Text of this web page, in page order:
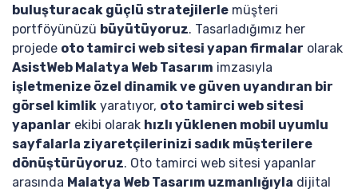
buluşturacak güçlü stratejilerle müşteri
portföyünüzü büyütüyoruz. Tasarladığımız her
projede oto tamirci web sitesi yapan firmalar olarak
AsistWeb Malatya Web Tasarım imzasıyla
işletmenize özel dinamik ve güven uyandıran bir
görsel kimlik yaratıyor, oto tamirci web sitesi
yapanlar ekibi olarak hızlı yüklenen mobil uyumlu
sayfalarla ziyaretçilerinizi sadık müşterilere
dönüştürüyoruz. Oto tamirci web sitesi yapanlar
arasında Malatya Web Tasarım uzmanlığıyla dijital